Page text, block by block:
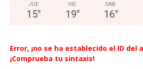
JUE
15°
VIE
19°
SAB
16°
Error, ¡no se ha establecido el ID del
¡Comprueba tu sintaxis!